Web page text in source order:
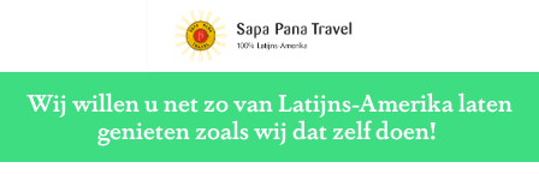
G
n
a
Wij willen u net zo van Latijns-Amerika laten
genieten zoals wij dat zelf doen!